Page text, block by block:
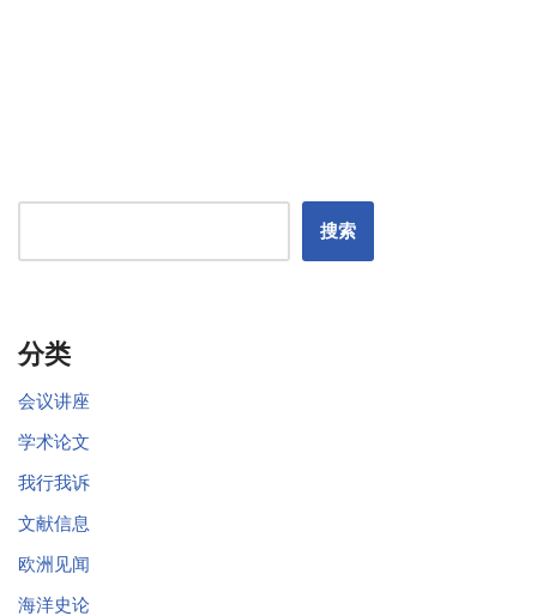
搜索
分类
会议讲座
学术论文
我行我诉
文献信息
欧洲见闻
海洋史论